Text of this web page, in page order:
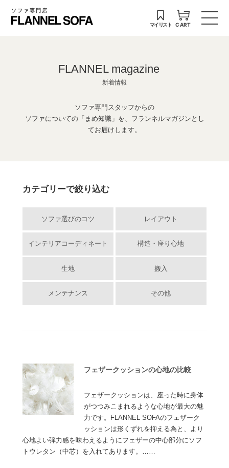
ソファ専門店
マイリスト CART
FLANNEL magazine
新着情報
ソファ専門スタッフからの
ソファについての「まめ知識」を、フランネルマガジンとし
てお届けします。
カテゴリーで絞り込む
ソファ選びのコツ レイアウト
インテリアコーディネート 構造・座り心地
生地 搬入
メンテナンス その他
フェザークッションの心地の比較
フェザークッションは、座った時に身体
がつつみこまれるような心地が最大の魅
力です。FLANNEL SOFAのフェザーク
ッションは形くずれを抑える為と、より
心地よい弾力感を味わえるようにフェザーの中心部分にソフ
トウレタン（中芯）を入れてあります。……